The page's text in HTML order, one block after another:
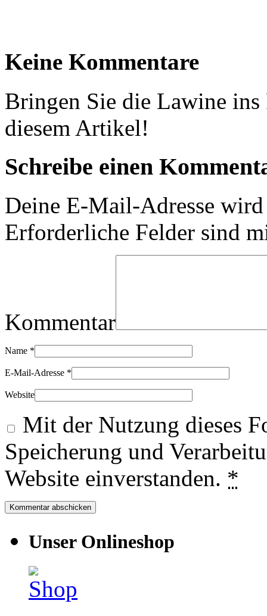
Keine Kommentare
Bringen Sie die Lawine
diesem Artikel!
Schreibe einen
Deine E-Mail-Adresse
Erforderliche Felder sind
Kommentar
Name *
E-Mail-Adresse *
Website
Mit der Nutzung dieses
Speicherung und
Website einverstanden. *
Unser Onlineshop